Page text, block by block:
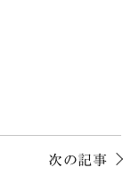
次の記事